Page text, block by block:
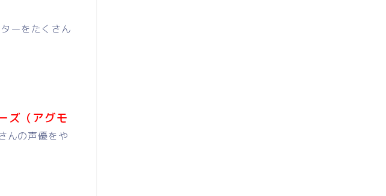
ーをたくさん
ズ（アグモ
んの声優をや